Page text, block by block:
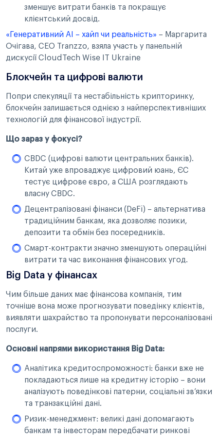
зменшує витрати банків та покращує
клієнтський досвід.
«Генеративний АІ – хайп чи реальність» – Маргарита
Очігава, CEO Tranzzo, взяла участь у панельній
дискусії CloudTech Wise IT Ukraine
Блокчейн та цифрові валюти
Попри спекуляції та нестабільність крипторинку,
блокчейн залишається однією з найперспективніших
технологій для фінансової індустрії.
Що зараз у фокусі?
CBDC (цифрові валюти центральних банків).
Китай уже впроваджує цифровий юань, ЄС
тестує цифрове євро, а США розглядають
власну CBDC.
Децентралізовані фінанси (DeFi) – альтернатива
традиційним банкам, яка дозволяє позики,
депозити та обмін без посередників.
Смарт-контракти значно зменшують операційні
витрати та час виконання фінансових угод.
Big Data у фінансах
Чим більше даних має фінансова компанія, тим
точніше вона може прогнозувати поведінку клієнтів,
виявляти шахрайство та пропонувати персоналізовані
послуги.
Основні напрями використання Big Data:
Аналітика кредитоспроможності: банки вже не
покладаються лише на кредитну історію – вони
аналізують поведінкові патерни, соціальні зв’язки
та транзакційні дані.
Ризик-менеджмент: великі дані допомагають
банкам та інвесторам передбачати ринкові